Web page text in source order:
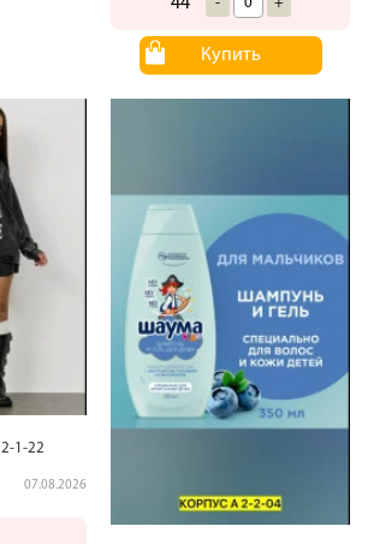
44 - +
Купить
2-1-22
07.08.2026